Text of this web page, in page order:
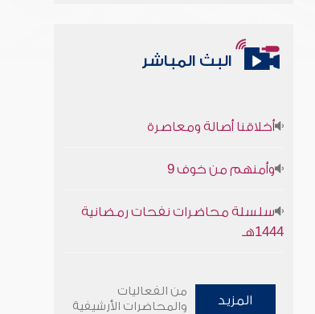
البث المباشر
1444هـ
وأمنهم من خوف 9
المزيد
من الفعاليات
والمحاضرات الأرشيفية